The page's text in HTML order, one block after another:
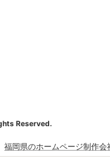
Reserved.
福岡県のホームページ制作会